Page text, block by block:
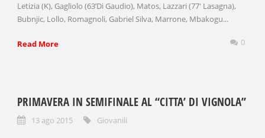
Letizia (K), Gagliolo (63’Di Gaudio), Matos, Lazzari (77′ Lasagna),
Bubnjic, Lollo, Romagnoli, Gabriel Silva, Marrone, Mbakogu...
Read More 0
PRIMAVERA IN SEMIFINALE AL “CITTA’ DI VIGNOLA”
13 ago 2015 Giovanili